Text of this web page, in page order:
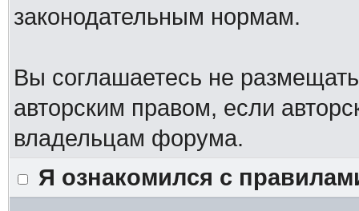
законодательным нормам.
Вы соглашаетесь не
авторским правом, если
владельцам форума.
Я ознакомился с